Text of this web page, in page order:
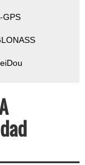
GPS